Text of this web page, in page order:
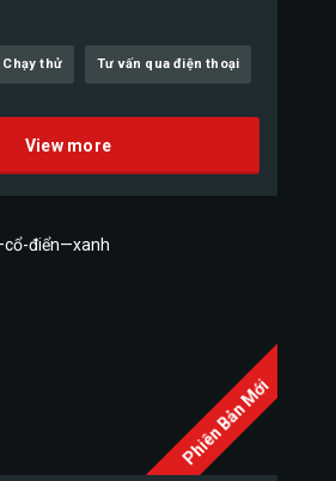
Chạy thử Tư vấn qua điện thoại
View more
Phiên Bản Mới